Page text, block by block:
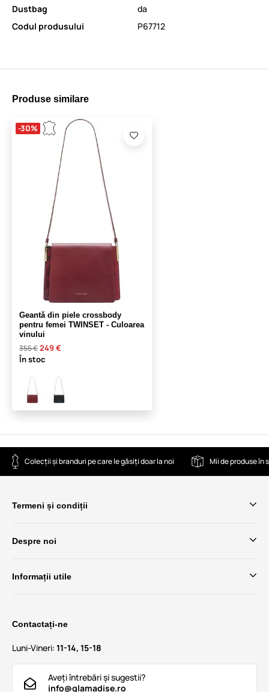
Dustbag
da
Codul produsului
P67712
Produse similare
-30%
Geantă din piele crossbody
pentru femei TWINSET - Culoarea
vinului
355 €249 €
În stoc
Colecții și branduri pe care le găsiți doar la noi Mii de produse în
Termeni și condiții
Despre noi
Informații utile
Contactați-ne
Luni-Vineri: 11-14, 15-18
Aveți întrebări și sugestii?
info@glamadise.ro